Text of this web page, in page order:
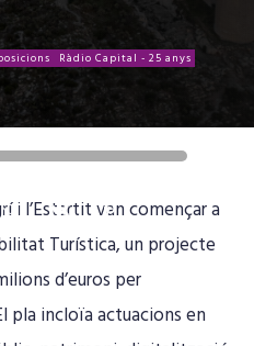
Ràdio Capital - 25 anys
i l’Estartit van començar a
Turística, un projecte
d’euros per
pla incloïa actuacions en